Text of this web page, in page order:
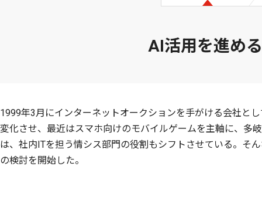
AI活用を進め
1999年3月にインターネットオークションを手がける会社と
変化させ、最近はスマホ向けのモバイルゲームを主軸に、多
は、社内ITを担う情シス部門の役割もシフトさせている。そ
の検討を開始した。